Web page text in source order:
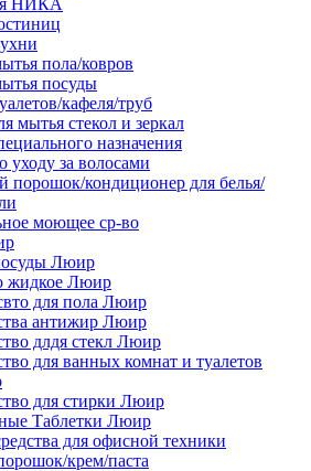
НИКА
пола/ковров
посуды
кафеля/труб
мытья стекол и зеркал
назначения
уходу за волосами
порошок/кондиционер для белья/
моющее ср-во
Люир
жидкое Люир
для пола Люир
антижир Люир
длдя стекл Люир
для ванных комнат и туалетов
для стирки Люир
Таблетки Люир
для офисной техники
крем/паста